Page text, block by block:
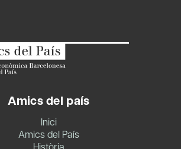
Amics del país
Inici
Amics del País
Història